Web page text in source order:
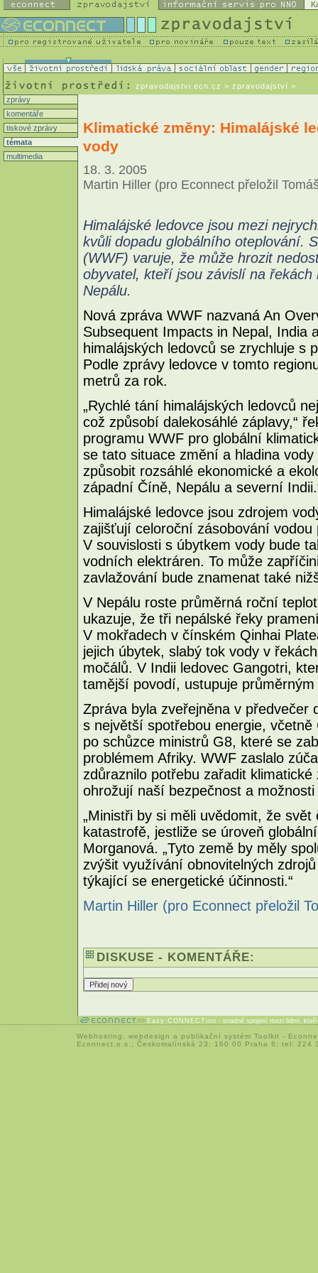
zpravodajstvi.ecn.cz > zpravodajství >
zprávy
komentáře
tiskové zprávy
témata
multimedia
Klimatické změny: Himalájské
vody
18. 3. 2005
Martin Hiller (pro Econnect přeložil
Himalájské ledovce jsou mezi
kvůli dopadu globálního oteplování.
(WWF) varuje, že může hrozit
obyvatel, kteří jsou závislí na
Nepálu.
Nová zpráva WWF nazvaná An
Subsequent Impacts in Nepal, India
himalájských ledovců se zrychluje s
Podle zprávy ledovce v tomto
metrů za rok.
„Rychlé tání himalájských ledovců
což způsobí dalekosáhlé záplavy,“
programu WWF pro globální
se tato situace změní a hladina
způsobit rozsáhlé ekonomické a
západní Číně, Nepálu a severní
Himalájské ledovce jsou zdrojem
zajišťují celoroční zásobování
V souvislosti s úbytkem vody bude
vodních elektráren. To může
zavlažování bude znamenat také
V Nepálu roste průměrná roční
ukazuje, že tři nepálské řeky
V mokřadech v čínském Qinhai
jejich úbytek, slabý tok vody v
močálů. V Indii ledovec Gangotri,
tamější povodí, ustupuje
Zpráva byla zveřejněna v
s největší spotřebou energie,
po schůzce ministrů G8, které se
problémem Afriky. WWF zaslalo
zdůraznilo potřebu zařadit
ohrožují naší bezpečnost a možnosti
„Ministři by si měli uvědomit, že
katastrofě, jestliže se úroveň
Morganová. „Tyto země by měly
zvýšit využívání obnovitelných
týkající se energetické účinnosti.“
Martin Hiller (pro Econnect přeložil
DISKUSE - KOMENTÁŘE:
Easy CONNECTion - snadné spojení mezi lidmi,
Webhosting webdesign a publikační systém Toolkit -
Econnect,o.s.; Českomalínská 23; 160 00 Praha 6; tel: 224